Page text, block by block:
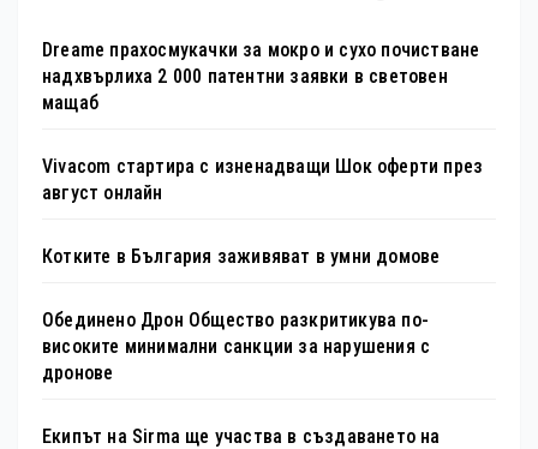
Dreame прахосмукачки за мокро и сухо почистване
надхвърлиха 2 000 патентни заявки в световен
мащаб
Vivacom стартира с изненадващи Шок оферти през
август онлайн
Котките в България заживяват в умни домове
Обединено Дрон Общество разкритикува по-
високите минимални санкции за нарушения с
дронове
Екипът на Sirma ще участва в създаването на